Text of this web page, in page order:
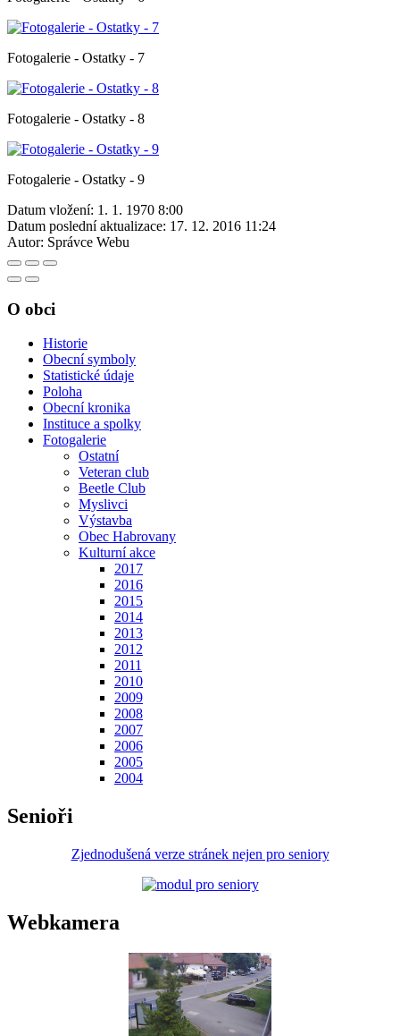
Fotogalerie - Ostatky - 7
Fotogalerie - Ostatky - 8
Fotogalerie - Ostatky - 9
Datum vložení: 1. 1. 1970 8:00
Datum poslední aktualizace: 17. 12. 2016 11:24
Autor: Správce Webu
O obci
Historie
Obecní symboly
Statistické údaje
Poloha
Obecní kronika
Instituce a spolky
Fotogalerie
Ostatní
Veteran club
Beetle Club
Myslivci
Výstavba
Obec Habrovany
Kulturní akce
2017
2016
2015
2014
2013
2012
2011
2010
2009
2008
2007
2006
2005
2004
Senioři
Zjednodušená verze stránek nejen pro seniory
Webkamera